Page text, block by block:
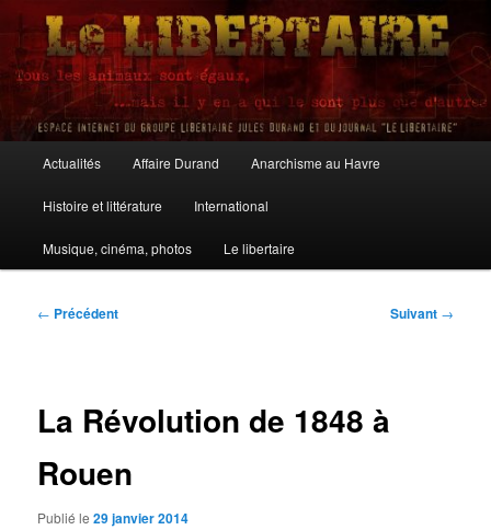
Aller
contenu
principalLe Libertaire
principal
Actualités Affaire Durand Anarchisme au Havre
Histoire et littérature International
Musique, cinéma, photos Le libertaire
Navigation
← Précédent Suivant →
La Révolution de 1848 à
Rouen
Publié le29 janvier 2014